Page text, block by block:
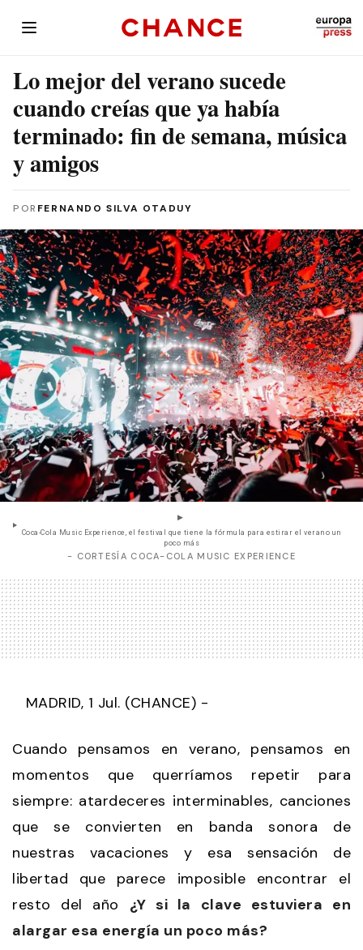
Lo mejor del verano sucede
cuando creías que ya había
terminado: fin de semana, música
y amigos
POR FERNANDO SILVA OTADUY
Coca-Cola Music Experience, el festival que tiene la fórmula para estirar el verano un
poco más
- CORTESÍA COCA-COLA MUSIC EXPERIENCE
MADRID, 1 Jul. (CHANCE) -
Cuando pensamos en verano, pensamos en
momentos que querríamos repetir para
siempre: atardeceres interminables, canciones
que se convierten en banda sonora de
nuestras vacaciones y esa sensación de
libertad que parece imposible encontrar el
resto del año ¿Y si la clave estuviera en
alargar esa energía un poco más?